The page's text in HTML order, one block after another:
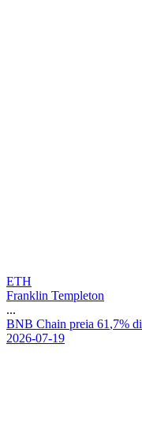
ETH
Franklin Templeton
...
BNB Chain preia 61 ,7% di
2026-07-19